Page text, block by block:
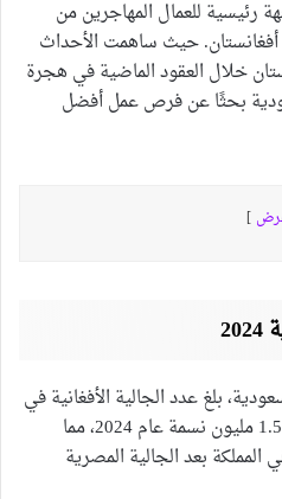
رئيسية للعمال المهاجرين من
أفغانستان. حيث ساهمت الأحداث
خلال العقود الماضية في هجرة
بحثًا عن فرص عمل أفضل
بلغ عدد الجالية الأفغانية في
المملكة العربية السعودية حوالي 1.5 مليون نسمة عام 2024، مما
المملكة بعد الجالية المصرية